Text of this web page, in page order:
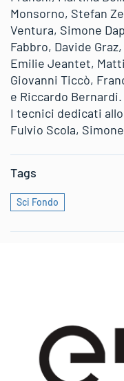
Monsorno, Stefan
Ventura, Simone
Fabbro, Davide
Emilie Jeantet,
Giovanni Ticcò,
e Riccardo Bernardi.
I tecnici dedicati
Fulvio Scola,
Tags
Sci Fondo